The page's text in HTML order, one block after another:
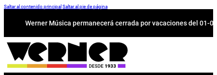
Saltar al contenido principal Saltar al pie de página
Werner Música permanecerá cerrada por vacaciones del 01-